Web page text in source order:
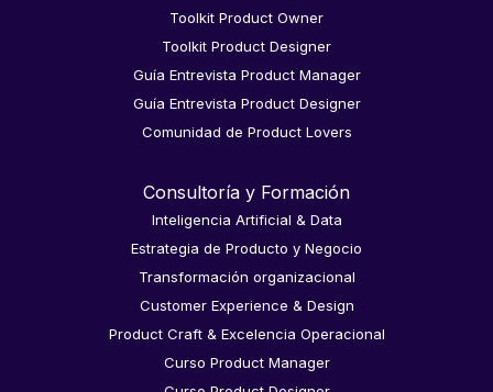
Toolkit Product Owner
Toolkit Product Designer
Guía Entrevista Product Manager
Guía Entrevista Product Designer
Comunidad de Product Lovers
Consultoría y Formación
Inteligencia Artificial & Data
Estrategia de Producto y Negocio
Transformación organizacional
Customer Experience & Design
Product Craft & Excelencia Operacional
Curso Product Manager